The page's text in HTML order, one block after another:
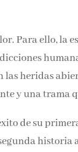
Para ello, la
heridas
y una trama
de su
historia